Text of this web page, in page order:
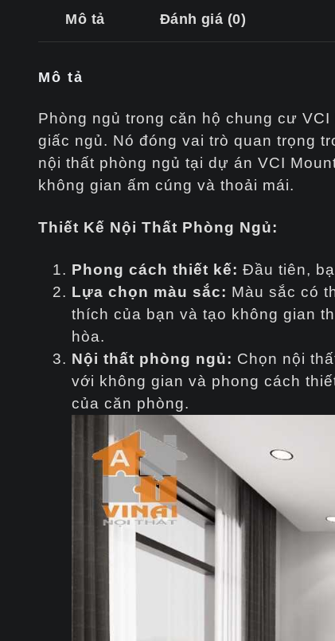
Mô tả Đánh giá (0)
Mô tả
Phòng ngủ trong căn hộ chung cư
giấc ngủ. Nó đóng vai trò quan trọng
nội thất phòng ngủ tại dự án VCI
không gian ấm cúng và thoải mái.
Thiết Kế Nội Thất Phòng Ngủ:
Phong cách thiết kế: Đầu tiên,
Lựa chọn màu sắc: Màu sắc có
thích của bạn và tạo không gian
hòa.
Nội thất phòng ngủ: Chọn nội
với không gian và phong cách
của căn phòng.